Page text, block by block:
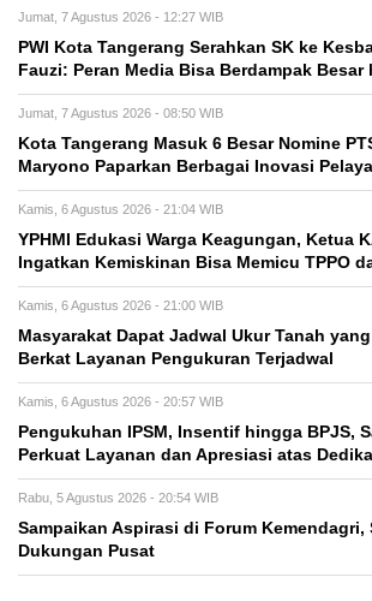
Jumat, 7 Agustus 2026 - 12:27 WIB
PWI Kota Tangerang Serahkan SK ke
Fauzi: Peran Media Bisa Berdampak Besar
Jumat, 7 Agustus 2026 - 08:50 WIB
Kota Tangerang Masuk 6 Besar Nomine
Maryono Paparkan Berbagai Inovasi
Kamis, 6 Agustus 2026 - 21:04 WIB
YPHMI Edukasi Warga Keagungan, Ketua
Ingatkan Kemiskinan Bisa Memicu TPPO
Kamis, 6 Agustus 2026 - 21:00 WIB
Masyarakat Dapat Jadwal Ukur Tanah
Berkat Layanan Pengukuran Terjadwal
Kamis, 6 Agustus 2026 - 20:57 WIB
Pengukuhan IPSM, Insentif hingga BPJS,
Perkuat Layanan dan Apresiasi atas
Rabu, 5 Agustus 2026 - 20:54 WIB
Sampaikan Aspirasi di Forum
Dukungan Pusat